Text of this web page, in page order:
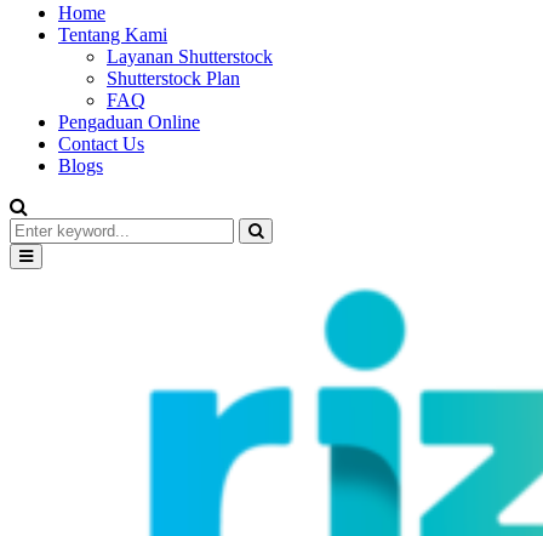
Home
Tentang Kami
Layanan Shutterstock
Shutterstock Plan
FAQ
Pengaduan Online
Contact Us
Blogs
Search
for:
Search
Primary
Menu